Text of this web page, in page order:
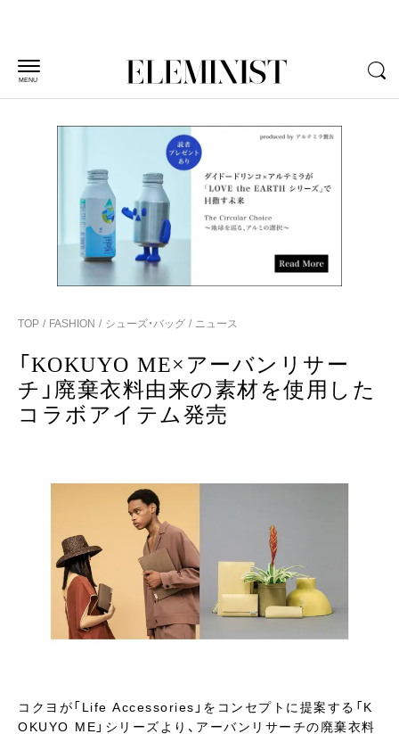
MENU
TOP FASHION シューズ・バッグ ニュース
「KOKUYO ME×アーバンリサー
チ」廃棄衣料由来の素材を使用した
コラボアイテム発売
コクヨが「Life Accessories」をコンセプトに提案する「K
OKUYO ME」シリーズより、アーバンリサーチの廃棄衣料